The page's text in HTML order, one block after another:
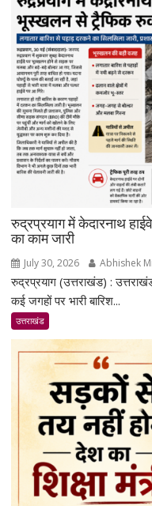
रुद्रप्रयाग में केदारनाथ
का काम जारी
July 30, 2026 Abhishek
रुद्रप्रयाग (उत्तराखंड) :
कई जगहों पर भारी बारिश...
उत्तराखंड